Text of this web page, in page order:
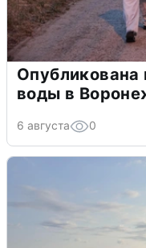
Опубликована
воды в
6 августа 0